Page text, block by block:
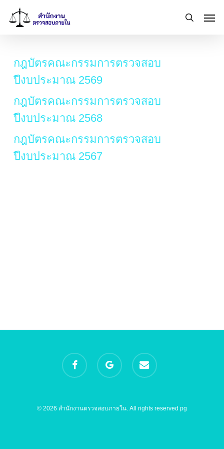
search
กฎบัตรคณะกรรมการตรวจสอบ
ปีงบประมาณ 2569
กฎบัตรคณะกรรมการตรวจสอบ
ปีงบประมาณ 2568
กฎบัตรคณะกรรมการตรวจสอบ
ปีงบประมาณ 2567
facebook
google-
plus
email
© 2026 สำนักงานตรวจสอบภายใน. All rights reserved pg